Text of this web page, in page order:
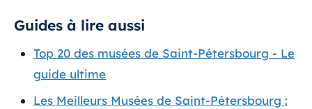
Guides à lire aussi
Top 20 des musées de Saint-Pétersbourg - Le
guide ultime
Les Meilleurs Musées de Saint-Pétersbourg :